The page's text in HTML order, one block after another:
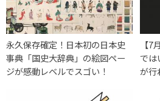
永久保存確定！日本初の日本史
事典「国史大辞典」の絵図ペー
ジが感動レベルでスゴい！
【
では
が行